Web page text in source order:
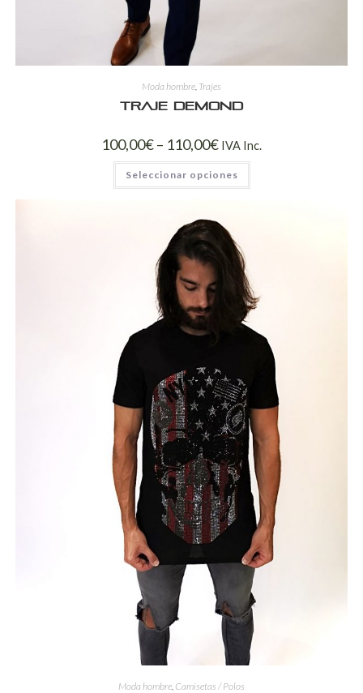
Moda hombre, Trajes
Traje Demond
100,00€– 110,00€ IVA Inc.
Seleccionar opciones
Moda hombre Camisetas / Polos